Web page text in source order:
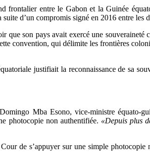
frontalier entre le Gabon et la Guinée
d’un compromis signé en 2016 entre les
son pays avait exercé une souveraineté
convention, qui délimite les frontières
justifiait la reconnaissance de sa
Mba Esono, vice-ministre équato-
photocopie non authentifiée. «Depuis plus
de s’appuyer sur une simple